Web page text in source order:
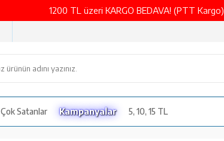
1200 TL üzeri KARGO BEDAVA! (PTT Kargo)
Çok Satanlar Kampanyalar 5, 10, 15 TL